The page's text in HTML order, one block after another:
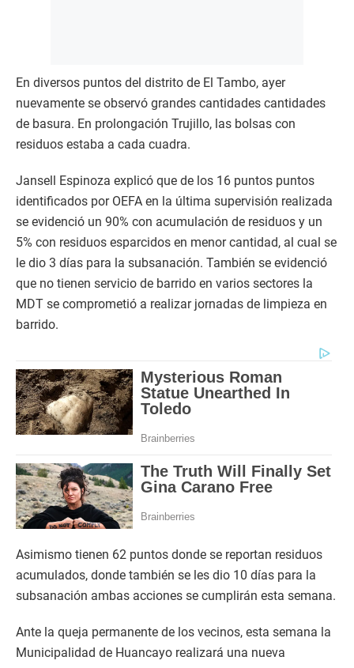
En diversos puntos del distrito de El Tambo, ayer
nuevamente se observó grandes cantidades cantidades
de basura. En prolongación Trujillo, las bolsas con
residuos estaba a cada cuadra.
Jansell Espinoza explicó que de los 16 puntos puntos
identificados por OEFA en la última supervisión realizada
se evidenció un 90% con acumulación de residuos y un
5% con residuos esparcidos en menor cantidad, al cual se
le dio 3 días para la subsanación. También se evidenció
que no tienen servicio de barrido en varios sectores la
MDT se comprometió a realizar jornadas de limpieza en
barrido.
Asimismo tienen 62 puntos donde se reportan residuos
acumulados, donde también se les dio 10 días para la
subsanación ambas acciones se cumplirán esta semana.
Ante la queja permanente de los vecinos, esta semana la
Municipalidad de Huancayo realizará una nueva